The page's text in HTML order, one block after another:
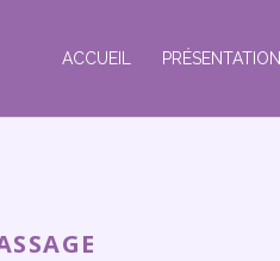
ACCUEIL PRÉSENTATION